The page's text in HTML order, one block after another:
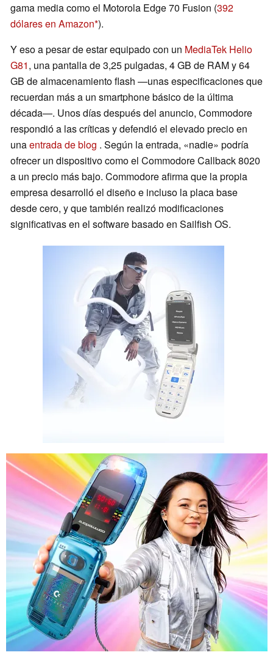
gama media como el Motorola Edge 70 Fusion (392
dólares en Amazon ).
Y eso a pesar de estar equipado con un MediaTek Helio
G81, una pantalla de 3,25 pulgadas, 4 GB de RAM y 64
GB de almacenamiento flash —unas especificaciones que
recuerdan más a un smartphone básico de la última
década—. Unos días después del anuncio, Commodore
respondió a las críticas y defendió el elevado precio en
unaentrada de blog . Según la entrada, «nadie» podría
ofrecer un dispositivo como el Commodore Callback 8020
a un precio más bajo. Commodore afirma que la propia
empresa desarrolló el diseño e incluso la placa base
desde cero, y que también realizó modificaciones
significativas en el software basado en Sailfish OS.